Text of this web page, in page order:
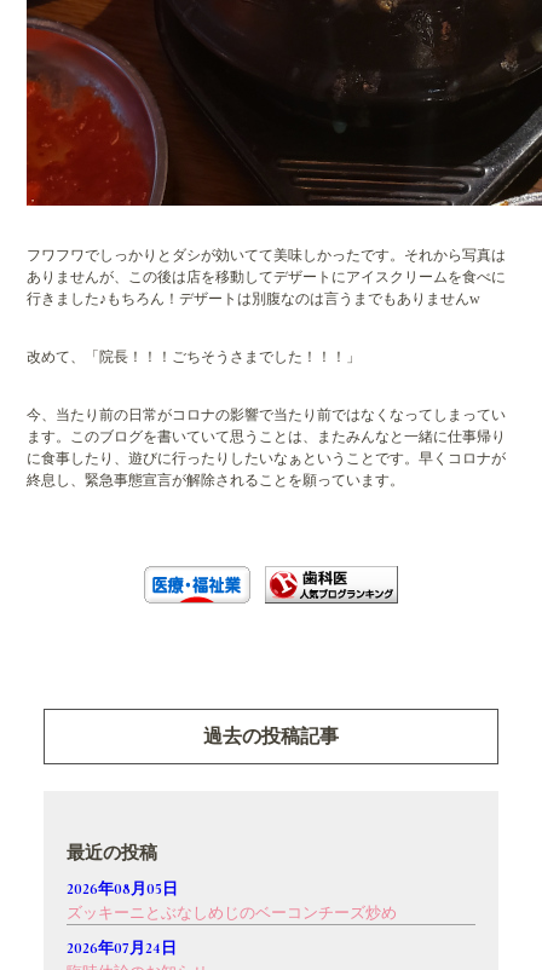
フワフワでしっかりとダシが効いてて美味しかったです。それから写真は
ありませんが、この後は店を移動してデザートにアイスクリームを食べに
行きました♪もちろん！デザートは別腹なのは言うまでもありませんw
改めて、「院長！！！ごちそうさまでした！！！」
今、当たり前の日常がコロナの影響で当たり前ではなくなってしまってい
ます。このブログを書いていて思うことは、またみんなと一緒に仕事帰り
に食事したり、遊びに行ったりしたいなぁということです。早くコロナが
終息し、緊急事態宣言が解除されることを願っています。
過去の投稿記事
最近の投稿
2026年08月05日
ズッキーニとぶなしめじのベーコンチーズ炒め
2026年07月24日